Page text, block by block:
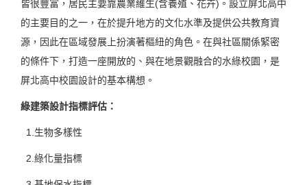
皆很豐富，居民主要靠農業維生(含養殖、花卉)。設立屏北高中
的主要目的之一，在於提升地方的文化水準及提供公共教育資
源，因此在區域發展上扮演著樞紐的角色。在與社區關係緊密
的條件下，打造一座開放的、與在地景觀融合的水綠校園，是
屏北高中校園設計的基本構想。
綠建築設計指標評估：
1.生物多樣性
2.綠化量指標